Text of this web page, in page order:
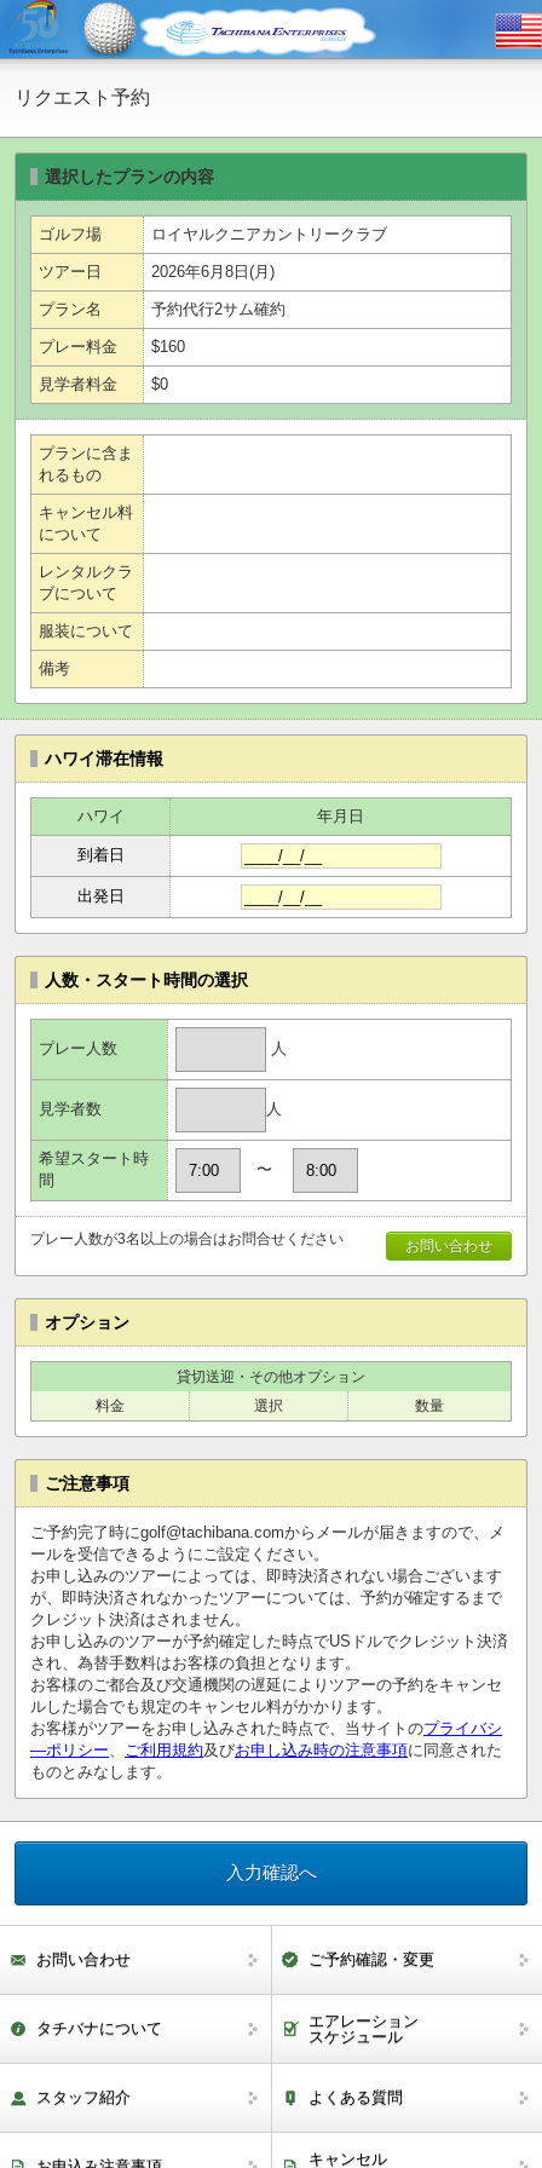
リクエスト予約
選択したプランの内容
ゴルフ場 ロイヤルクニアカントリークラブ
ツアー日 2026年6月8日(月)
プラン名 予約代行2サム確約
プレー料金 $160
見学者料金 $0
プランに含ま
れるもの
キャンセル料
について
レンタルクラ
ブについて
服装について
備考
ハワイ滞在情報
ハワイ 年月日
到着日
出発日
人数・スタート時間の選択
プレー人数 人
見学者数 人
希望スタート時
間
〜
お問い合わせ
プレー人数が3名以上の場合はお問合せください
オプション
貸切送迎・その他オプション
料金
選択 数量
ご注意事項
ご予約完了時にgolf@tachibana.comからメールが届きますので、メ
ールを受信できるようにご設定ください。
お申し込みのツアーによっては、即時決済されない場合ございます
が、即時決済されなかったツアーについては、予約が確定するまで
クレジット決済はされません。
お申し込みのツアーが予約確定した時点でUSドルでクレジット決済
され、為替手数料はお客様の負担となります。
お客様のご都合及び交通機関の遅延によりツアーの予約をキャンセ
ルした場合でも規定のキャンセル料がかかります。
お客様がツアーをお申し込みされた時点で、当サイトのプライバシ
―ポリシー
ご利用規約及びお申し込み時の注意事項に同意された
ものとみなします。
お問い合わせ ご予約確認・変更
タチバナについて
エアレーション
スケジュール
スタッフ紹介 よくある質問
キャンセル